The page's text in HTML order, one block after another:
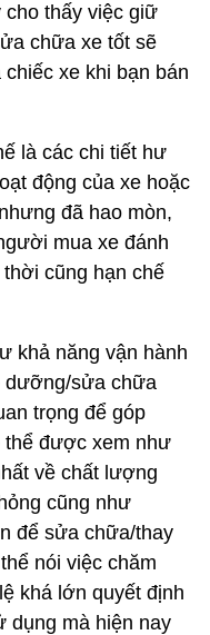
cho thấy việc giữ
chữa xe tốt sẽ
xe khi bạn bán
là các chi tiết hư
động của xe hoặc
đã hao mòn,
mua xe đánh
cũng hạn chế
khả năng vận hành
dưỡng/sửa chữa
trọng để góp
thể được xem như
về chất lượng
cũng như
để sửa chữa/thay
nói việc chăm
khá lớn quyết định
dụng mà hiện nay